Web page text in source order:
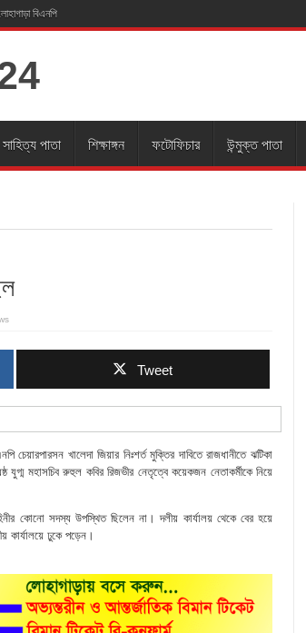
বিএনপি
সাহিত্য পাতা শিক্ষাঙ্গন ফটোফিচার উন্মুক্ত পাতা
Tweet
চেয়ারপারসন খালেদা জিয়ার নিঃশর্ত মুক্তির দাবিতে রাজধানীতে ঝটিকা
যুগ্ম মহাসচিব রুহুল কবির রিজভীর নেতৃত্বে কয়েকজন নেতাকর্মীকে নিয়ে
কোনো সদস্য উপস্থিত ছিলেন না। দলীয় কার্যালয় থেকে বের হয়ে
কার্যালয়ে ঢুকে পড়েন।